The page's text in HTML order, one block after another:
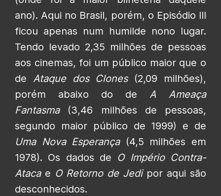
ano). Aqui no Brasil, porém, o Episódio III
ficou apenas num humilde nono lugar.
Tendo levado 2,35 milhões de pessoas
aos cinemas, foi um público maior que o
de Ataque dos Clones(2,09 milhões),
porém abaixo do de A Ameaça
Fantasma(3,46 milhões de pessoas,
segundo maior público de 1999) e de
Uma Nova Esperança (4,5 milhões em
1978). Os dados de O Império Contra-
Atacae O Retorno de Jedipor aqui são
desconhecidos.